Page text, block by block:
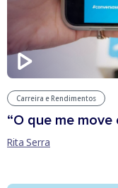
Carreira e Rendimentos
“O que me
Rita Serra